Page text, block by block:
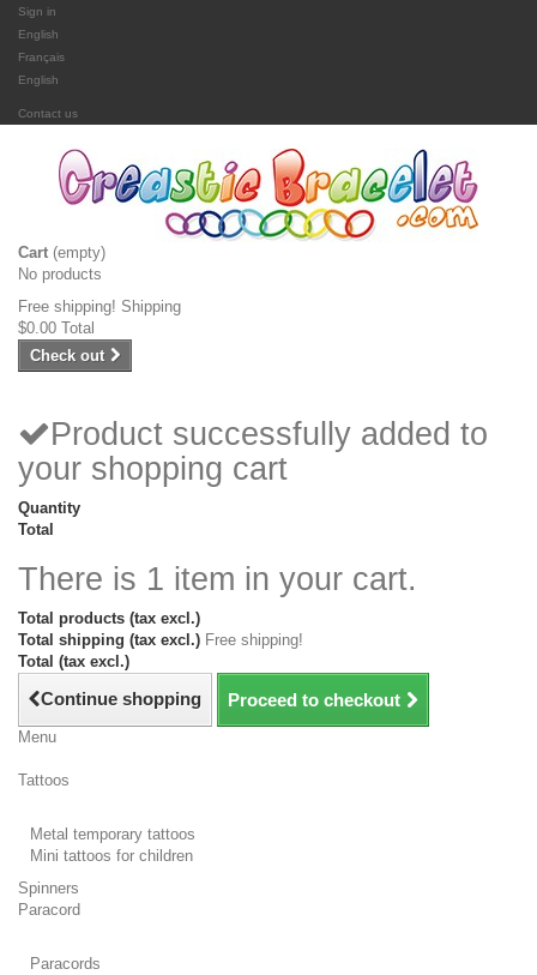
Sign in
English
Français
English
Contact us
Cart (empty)
No products
Free shipping! Shipping
$0.00 Total
Check out
Product successfully added to
your shopping cart
Quantity
Total
There is 1 item in your cart.
Total products (tax excl.)
Total shipping (tax excl.) Free shipping!
Total (tax excl.)
Continue shopping Proceed to checkout
Menu
Tattoos
Metal temporary tattoos
Mini tattoos for children
Spinners
Paracord
Paracords